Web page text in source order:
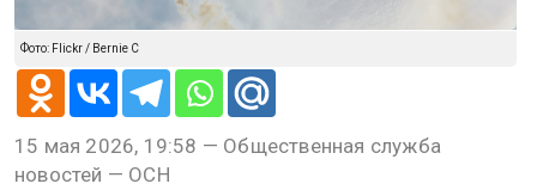
Фото: Flickr / Bernie C
15 мая 2026, 19:58 — Общественная служба
новостей — ОСН